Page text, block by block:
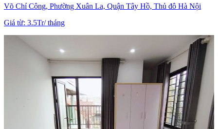
Võ Chí Công, Phường Xuân La, Quận Tây Hồ, Thủ đô Hà Nội
Giá từ: 3.5Tr/tháng